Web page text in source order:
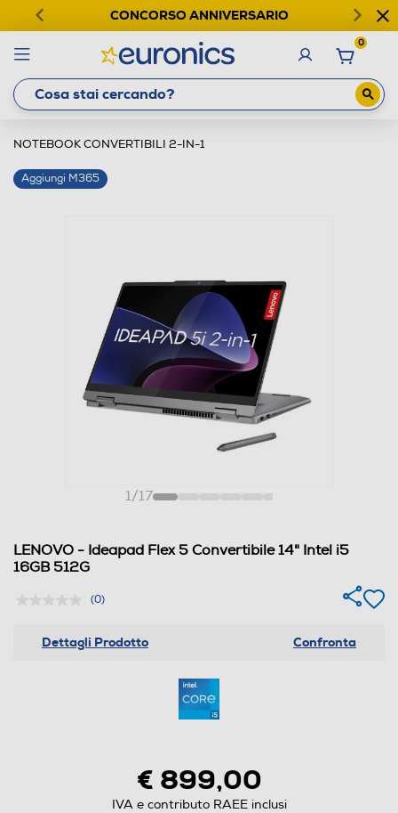
CONCORSO ANNIVERSARIO
0
NOTEBOOK CONVERTIBILI 2-IN-1
Aggiungi M365
1/17
LENOVO - Ideapad Flex 5 Convertibile 14" Intel i5
16GB 512G
(0)
Dettagli Prodotto Confronta
€ 899,00
IVA e contributo RAEE inclusi